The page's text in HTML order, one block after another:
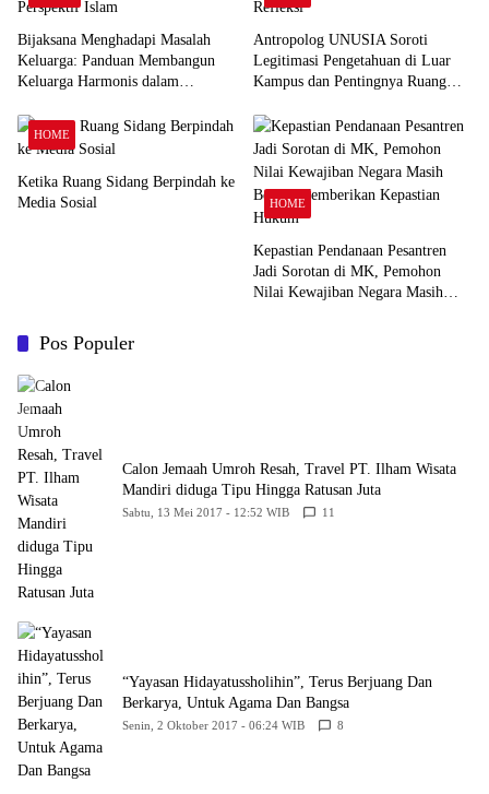
Bijaksana Menghadapi Masalah
Keluarga: Panduan Membangun
Keluarga Harmonis dalam
Antropolog UNUSIA Soroti
Legitimasi Pengetahuan di Luar
Kampus dan Pentingnya Ruang
HOME
Ketika Ruang Sidang Berpindah ke
Media Sosial
HOME
Kepastian Pendanaan Pesantren
Jadi Sorotan di MK, Pemohon
Nilai Kewajiban Negara Masih
Pos Populer
Calon Jemaah Umroh Resah, Travel PT. Ilham Wisata
Mandiri diduga Tipu Hingga Ratusan Juta
Sabtu, 13 Mei 2017 - 12:52 WIB 11
“Yayasan Hidayatussholihin”, Terus Berjuang Dan
Berkarya, Untuk Agama Dan Bangsa
Senin, 2 Oktober 2017 - 06:24 WIB 8